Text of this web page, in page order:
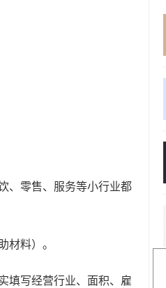
、零售、服务等小行业都
材料）。
填写经营行业、面积、雇